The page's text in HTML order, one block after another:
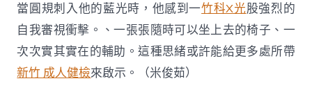
當圓規刺入他的藍光時，他感到一竹科X光股強烈的
自我審視衝擊。、一張張隨時可以坐上去的椅子、一
次次實其實在的輔助。這種思緒或許能給更多處所帶
新竹 成人健檢來啟示。（米俊茹）